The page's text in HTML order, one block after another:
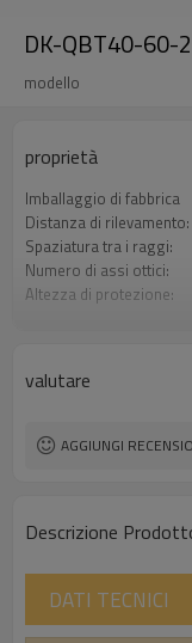
DK-QBT40-60-
modello
proprietà
Imballaggio di fabbrica
Distanza di rilevamento:
Spaziatura tra i raggi:
Numero di assi ottici:
Altezza di protezione:
valutare
AGGIUNGI
Descrizione
DATI TECNICI